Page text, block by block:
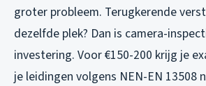
groter probleem. Terugkerende
dezelfde plek? Dan is camera-
investering. Voor €150-200 krijg je
je leidingen volgens NEN-EN 13508